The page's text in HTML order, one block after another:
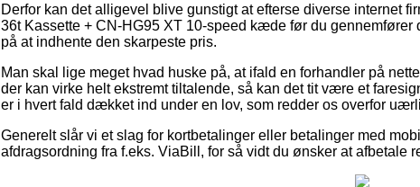
Derfor kan det alligevel blive gunstigt at efterse diverse internet
36t Kassette + CN-HG95 XT 10-speed kæde før du
på at indhente den skarpeste pris.
Man skal lige meget hvad huske på, at ifald en forhandler på
der kan virke helt ekstremt tiltalende, så kan det tit være et
er i hvert fald dækket ind under en lov, som redder os overfor
Generelt slår vi et slag for kortbetalinger eller betalinger med
afdragsordning fra f.eks. ViaBill, for så vidt du ønsker at afbetale